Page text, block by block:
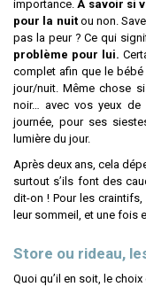
importance.À savoir si
pour la nuitou non.
pas la peur ? Ce qui
problème pour lui.
complet afin que le
jour/nuit. Même chose
noir… avec vos yeux de
journée, pour ses
lumière du jour.
Après deux ans, cela
surtout s’ils font des
dit-on ! Pour les
leur sommeil, et une fois
Store ou rideau,
Quoi qu’il en soit, le